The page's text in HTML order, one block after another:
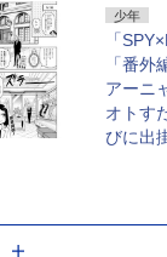
少年
「
「番外
アーニ
オトす
びに出